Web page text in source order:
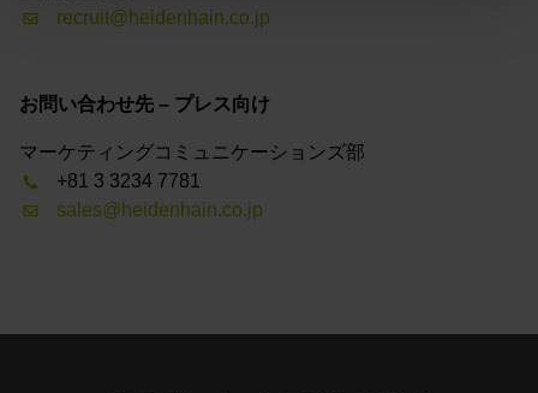
recruit@heidenhain.co.jp
お問い合わせ先 – プレス向け
マーケティングコミュニケーションズ部
+81 3 3234 7781
sales@heidenhain.co.jp